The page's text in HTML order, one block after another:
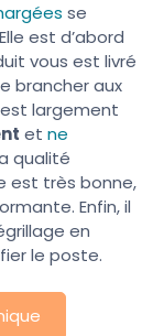
se
est d’abord
vous est livré
brancher aux
largement
et ne
qualité
est très bonne,
Enfin, il
en
le poste.